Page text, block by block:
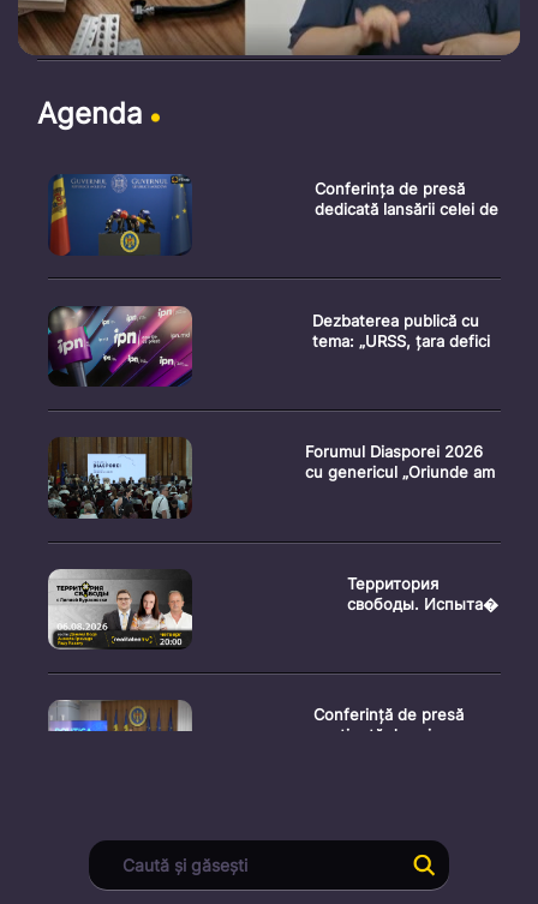
Agenda
Conferința de presă
dedicată lansării celei de
Dezbaterea publică cu
tema: „URSS, țara defici
Forumul Diasporei 2026
cu genericul „Oriunde am
Территория
свободы. Испыта�
Conferință de presă
susținută de prim-
Ședința Consiliului
Superior al Procurorilor
din